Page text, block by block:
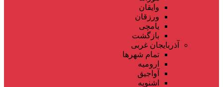
وایقان
ورزقان
یامچی
بازگشت
آذربایجان غربی
تمام شهر‌ها
ارومیه
آواجیق
اشنویه